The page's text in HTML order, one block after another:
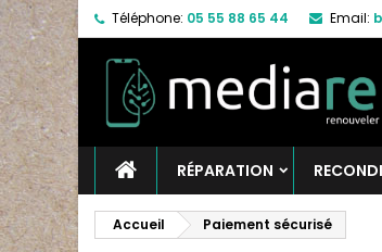
Téléphone: 05 55 88 65 44 Email:
RÉPARATION
Accueil Paiement sécurisé